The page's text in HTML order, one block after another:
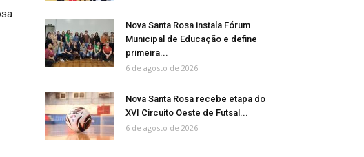
Nova Santa Rosa instala Fórum
Municipal de Educação e define
primeira...
6 de agosto de 2026
Nova Santa Rosa recebe etapa do
XVI Circuito Oeste de Futsal...
6 de agosto de 2026